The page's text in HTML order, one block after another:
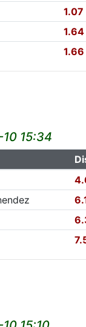
1.07
1.64
1.66
15:34